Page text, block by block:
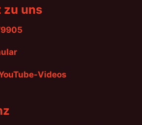
zu uns
Videos